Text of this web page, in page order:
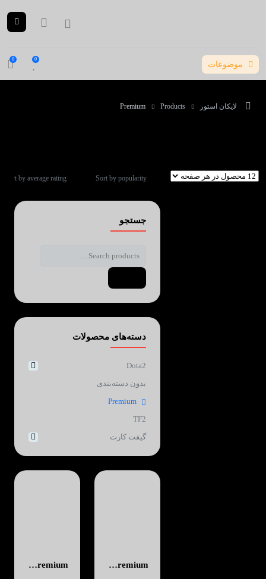
موضوعات
0
0
لایکان استور Products
Premium
Sort by popularity
Sort by average rating
جستجو
دسته‌های محصولات
Dota2
بدون دسته‌بندی
Premium
TF2
گیفت کارت
Telegram Premium - یک ساله Telegram Premium - شش ماهه